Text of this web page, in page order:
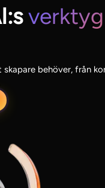
behöver, från